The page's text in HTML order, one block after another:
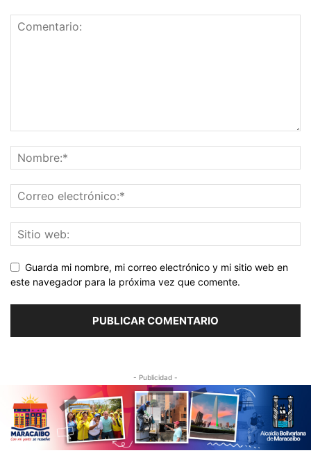
Guarda mi nombre, mi correo electrónico y mi sitio web en
este navegador para la próxima vez que comente.
- Publicidad -